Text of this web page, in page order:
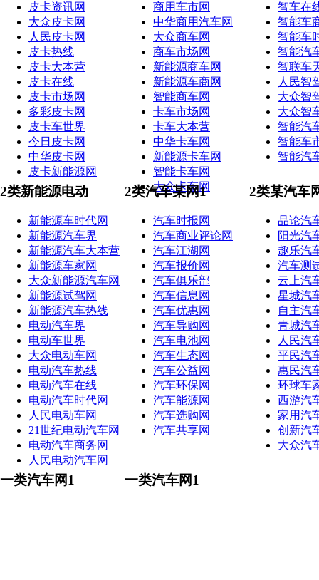
皮卡资讯网
大众皮卡网
人民皮卡网
皮卡热线
皮卡大本营
皮卡在线
皮卡市场网
多彩皮卡网
皮卡车世界
今日皮卡网
中华皮卡网
皮卡新能源网
商用车市网
中华商用汽车网
大众商车网
商车市场网
新能源商车网
新能源车商网
智能商车网
卡车市场网
卡车大本营
中华卡车网
新能源卡车网
智能卡车网
大众卡车网
智车在
智能车
智能车
智能汽
智联车
人民智
大众智
大众智
智能汽
智能车
智能汽
2类新能源电动
新能源车时代网
新能源汽车界
新能源汽车大本营
新能源车家网
大众新能源汽车网
新能源试驾网
新能源汽车热线
电动汽车界
电动车世界
大众电动车网
电动汽车热线
电动汽车在线
电动汽车时代网
人民电动车网
21世纪电动汽车网
电动汽车商务网
人民电动汽车网
2类汽车某网1
汽车时报网
汽车商业评论网
汽车江湖网
汽车报价网
汽车俱乐部
汽车信息网
汽车优惠网
汽车导购网
汽车电池网
汽车生态网
汽车公益网
汽车环保网
汽车能源网
汽车选购网
汽车共享网
2类某汽车
品论汽
阳光汽
趣乐汽
汽车测
云上汽
星城汽
自主汽
青城汽
人民汽
平民汽
惠民汽
环球车
西游汽
家用汽
创新汽
大众汽
一类汽车网1 一类汽车网1